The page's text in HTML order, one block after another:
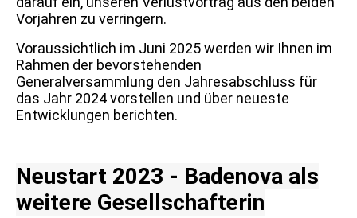
Vorjahren zu verringern.
Voraussichtlich im Juni 2025 werden wir Ihnen im
Rahmen der bevorstehenden
Generalversammlung den Jahresabschluss für
das Jahr 2024 vorstellen und über neueste
Entwicklungen berichten.
Neustart 2023 - Badenova als
weitere Gesellschafterin